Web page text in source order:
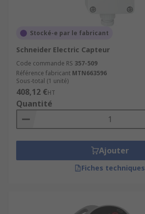
Stocké-e par le fabricant
Schneider Electric Capteur
Code commande RS 357-509
Référence fabricant MTN663596
Sous-total (1 unité)
408,12 €HT
Quantité
Ajouter
Fiches techniques